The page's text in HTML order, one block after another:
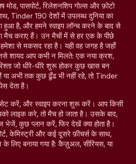
मोड, पासपोर्ट, रिलेशनशिप गोल्स और फ़ोटो
Tinder 190 देशों में उपलब्ध दुनिया का
हुआ है, और हमने स्वाइप लॉन्च करने के बाद से
मैच कराए हैं। उन मैचों में से हर एक के पीछे
से मकसद रहा है। यही वह जगह है जहाँ
शायद आप कभी न मिलते: एक नया क्रश,
जो धीरे-धीरे शुरू होकर कुछ खास बन
या अभी तक कुछ ढूँढ भी नहीं रहे, तो Tinder
देता है।
सेट करें, और स्वाइप करना शुरू करें। आप किसी
लाइक करे, तो मैच हो जाता है। उसके बाद,
कुछ प्लान करें, फिर देखें क्या होता है।
केमिस्ट्री और कई दूसरे फ़ीचर्स के साथ,
बनाया गया है: कैज़ुअल, सीरियस, या